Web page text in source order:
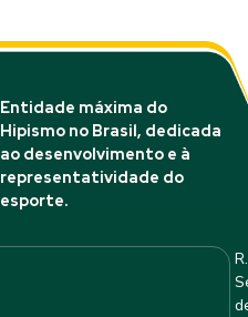
Entidade máxima do
Hipismo no Brasil, dedicada
ao desenvolvimento e à
representatividade do
esporte.
R.